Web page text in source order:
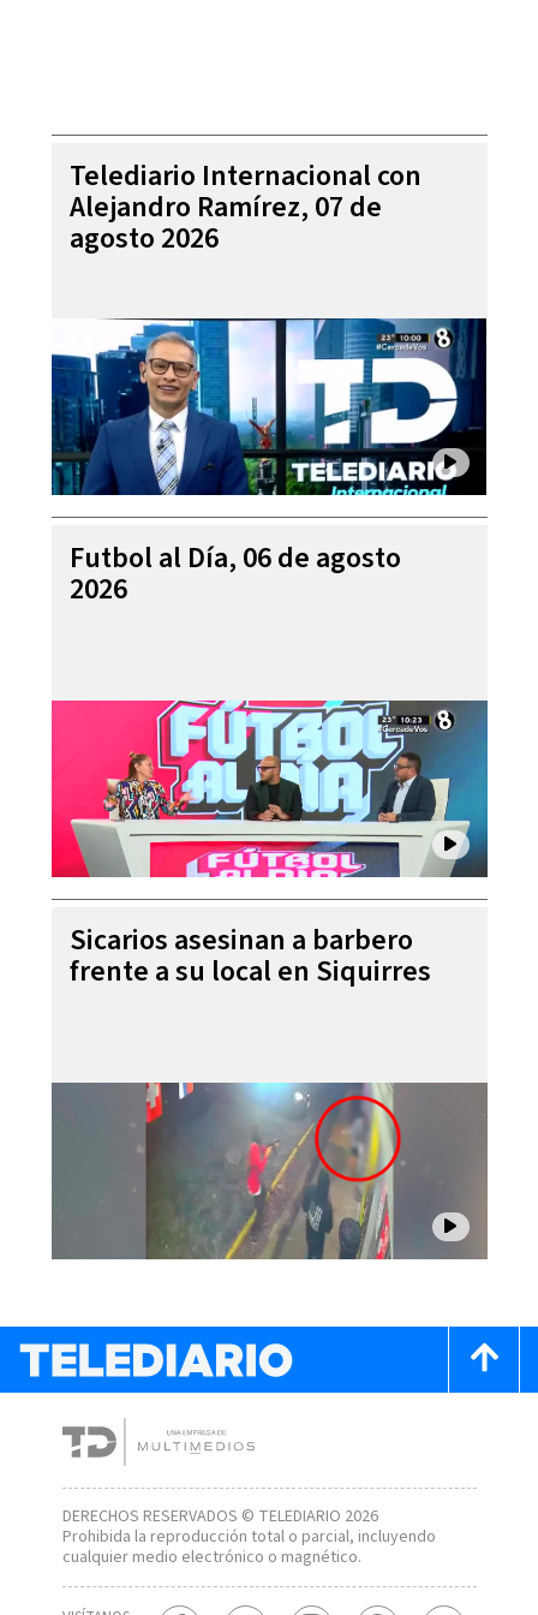
Telediario Internacional con
Alejandro Ramírez, 07 de
agosto 2026
Futbol al Día, 06 de agosto
2026
Sicarios asesinan a barbero
frente a su local en Siquirres
DERECHOS RESERVADOS © TELEDIARIO 2026
Prohibida la reproducción total o parcial, incluyendo
cualquier medio electrónico o magnético.